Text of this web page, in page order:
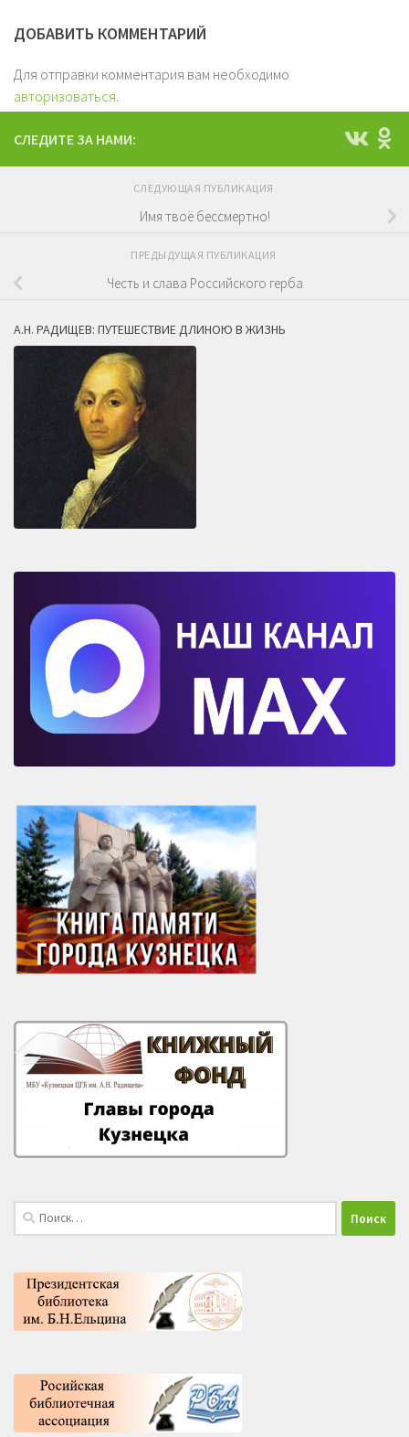
ДОБАВИТЬ КОММЕНТАРИЙ
Для отправки комментария вам необходимо
авторизоваться.
СЛЕДИТЕ ЗА НАМИ:
СЛЕДУЮЩАЯ ПУБЛИКАЦИЯ
Имя твоё бессмертно!
ПРЕДЫДУЩАЯ ПУБЛИКАЦИЯ
Честь и слава Российского герба
А.Н. РАДИЩЕВ: ПУТЕШЕСТВИЕ ДЛИНОЮ В ЖИЗНЬ
Найти: